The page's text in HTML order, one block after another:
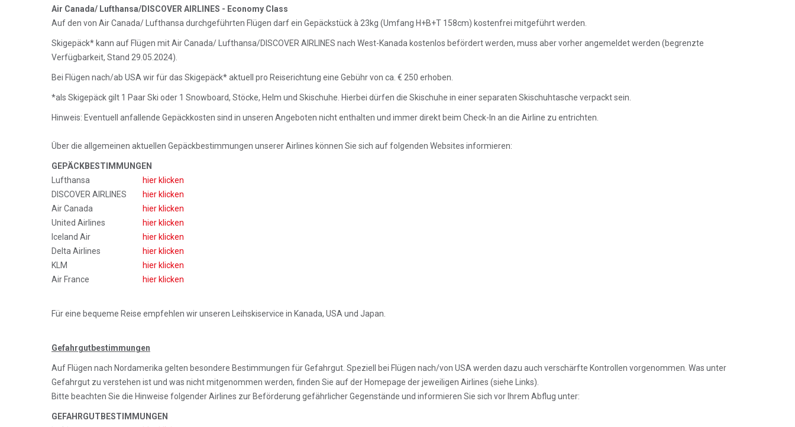
Air Canada/ Lufthansa/DISCOVER AIRLINES - Economy Class
Auf den von Air Canada/ Lufthansa durchgeführten Flügen darf ein Gepäckstück à 23kg (Umfang H+B+T 158cm) kostenfrei mitgeführt werden.
Skigepäck* kann auf Flügen mit Air Canada/ Lufthansa/DISCOVER AIRLINES nach West-Kanada kostenlos befördert werden, muss aber vorher angemeldet werden (begrenzte
Verfügbarkeit, Stand 29.05.2024).
Bei Flügen nach/ab USA wir für das Skigepäck* aktuell pro Reiserichtung eine Gebühr von ca. € 250 erhoben.
*als Skigepäck gilt 1 Paar Ski oder 1 Snowboard, Stöcke, Helm und Skischuhe. Hierbei dürfen die Skischuhe in einer separaten Skischuhtasche verpackt sein.
Hinweis: Eventuell anfallende Gepäckkosten sind in unseren Angeboten nicht enthalten und immer direkt beim Check-In an die Airline zu entrichten.
Über die allgemeinen aktuellen Gepäckbestimmungen unserer Airlines können Sie sich auf folgenden Websites informieren:
GEPÄCKBESTIMMUNGEN
Lufthansa
hier klicken
DISCOVER AIRLINES
hier klicken
Air Canada
hier klicken
United Airlines
hier klicken
Iceland Air
hier klicken
Delta Airlines
hier klicken
KLM
hier klicken
Air France
hier klicken
Für eine bequeme Reise empfehlen wir unseren Leihskiservice in Kanada, USA und Japan.
Gefahrgutbestimmungen
Auf Flügen nach Nordamerika gelten besondere Bestimmungen für Gefahrgut. Speziell bei Flügen nach/von USA werden dazu auch verschärfte Kontrollen vorgenommen. Was unter
Gefahrgut zu verstehen ist und was nicht mitgenommen werden, finden Sie auf der Homepage der jeweiligen Airlines (siehe Links).
Bitte beachten Sie die Hinweise folgender Airlines zur Beförderung gefährlicher Gegenstände und informieren Sie sich vor Ihrem Abflug unter:
GEFAHRGUTBESTIMMUNGEN